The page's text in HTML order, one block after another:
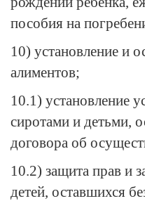
пособия на
10) установление и
алиментов;
10.1) установление
сиротами и детьми,
договора об
10.2) защита прав и
детей, оставшихся